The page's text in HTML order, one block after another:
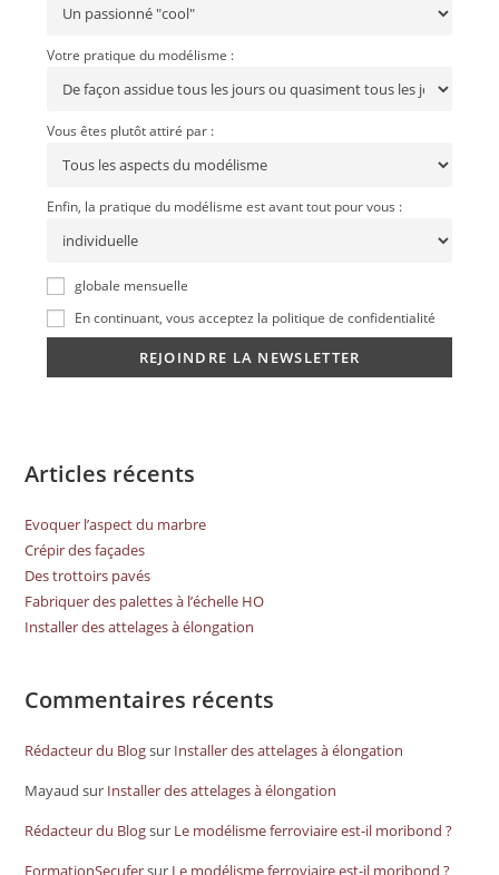
Votre pratique du modélisme :
Vous êtes plutôt attiré par :
Enfin, la pratique du modélisme est avant tout pour vous :
globale mensuelle
En continuant, vous acceptez la politique de confidentialité
Articles récents
Evoquer l’aspect du marbre
Crépir des façades
Des trottoirs pavés
Fabriquer des palettes à l’échelle HO
Installer des attelages à élongation
Commentaires récents
Rédacteur du Blogsur Installer des attelages à élongation
Mayaud sur Installer des attelages à élongation
Rédacteur du Blogsur Le modélisme ferroviaire est-il moribond ?
FormationSecufersur Le modélisme ferroviaire est-il moribond ?